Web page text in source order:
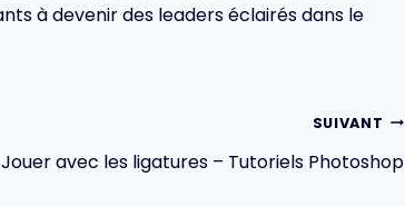
à devenir des leaders éclairés dans le
SUIVANT
Jouer avec les ligatures – Tutoriels Photoshop